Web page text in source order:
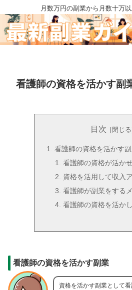
月数万円の副業から月数十万
看護師の資格を活かす副
目次
看護師の資格を活かす
看護師の資格が活か
資格を活用して収入
看護師が副業をする
看護師の資格を活か
看護師の資格を活かす副業
資格を活かす副業として